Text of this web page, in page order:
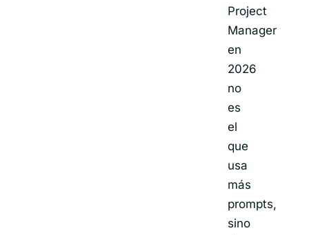
Project
Manager
en
2026
no
es
el
que
usa
más
prompts,
sino